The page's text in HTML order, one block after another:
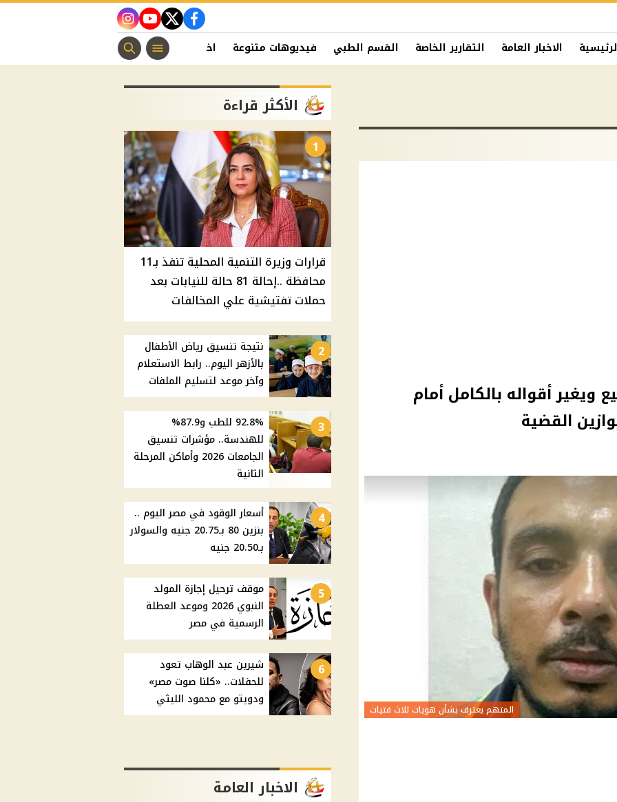
facebook
twitter
youtube
instagram
الاخبار العامة التقارير الخاصة القسم الطبي فيديوهات متنوعة اخبار الفن منوعات مسيحية
ويغير أقواله بالكامل أمام
القضية
المتهم يعترف بشأن هويات ثلاث فتيات
الأكثر قراءة
1
قرارات وزيرة التنمية المحلية تنفذ بـ11
محافظة ..إحالة 81 حالة للنيابات بعد
حملات تفتيشية علي المخالفات
2
نتيجة تنسيق رياض الأطفال
بالأزهر اليوم.. رابط الاستعلام
وآخر موعد لتسليم الملفات
3
92.8% للطب و87.9%
للهندسة.. مؤشرات تنسيق
الجامعات 2026 وأماكن المرحلة
الثانية
4
أسعار الوقود في مصر اليوم ..
بنزين 80 بـ20.75 جنيه والسولار
بـ20.50 جنيه
5
موقف ترحيل إجازة المولد
النبوي 2026 وموعد العطلة
الرسمية في مصر
6
شيرين عبد الوهاب تعود
للحفلات.. «كلنا صوت مصر»
ودويتو مع محمود الليثي
الاخبار العامة